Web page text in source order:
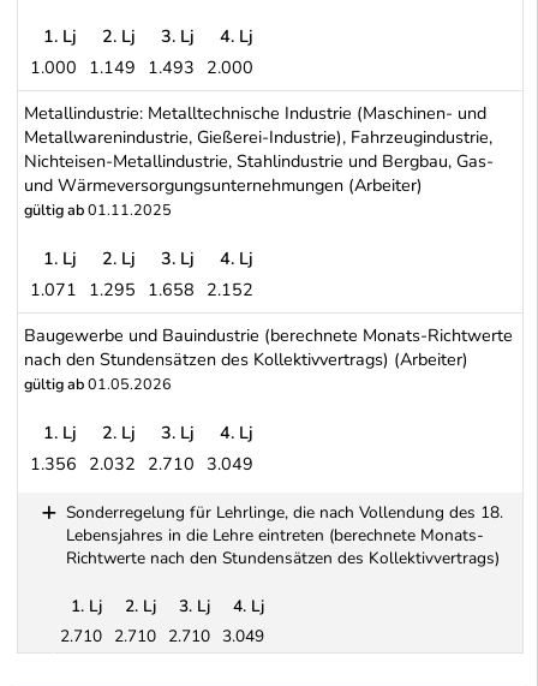
Metallgewerbe und Elektrogewerbe (Arbeiter)
1. Lj 2. Lj 3. Lj
4. Lj
1.000 1.149 1.493 2.000
Metallindustrie: Metalltechnische Industrie (Maschinen- und
Metallwarenindustrie, Gießerei-Industrie), Fahrzeugindustrie,
Nichteisen-Metallindustrie, Stahlindustrie und Bergbau, Gas-
und Wärmeversorgungsunternehmungen (Arbeiter)
gültig ab01.11.2025
Metallindustrie: Metalltechnische Industrie (Maschinen- und
1. Lj 2. Lj 3. Lj
4. Lj
1.071 1.295 1.658 2.152
Baugewerbe und Bauindustrie (berechnete Monats-Richtwerte
nach den Stundensätzen des Kollektivvertrags) (Arbeiter)
gültig ab01.05.2026
1. Lj 2. Lj 3. Lj
4. Lj
1.356 2.032 2.710 3.049
Sonderregelung für Lehrlinge, die nach Vollendung des 18.
Lebensjahres in die Lehre eintreten (berechnete Monats-
Richtwerte nach den Stundensätzen des Kollektivvertrags)
1. Lj 2. Lj 3. Lj
4. Lj
2.710 2.710 2.710 3.049